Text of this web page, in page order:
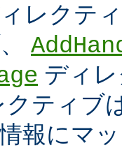
レクテ
ディ
クティブ
報にマ